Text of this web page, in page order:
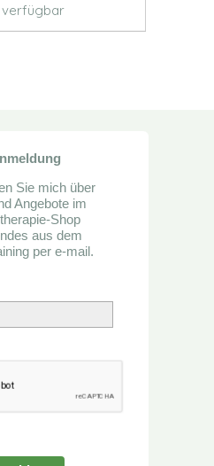
verfügbar
Sie mich über
Angebote im
Shop
aus dem
per e-mail.